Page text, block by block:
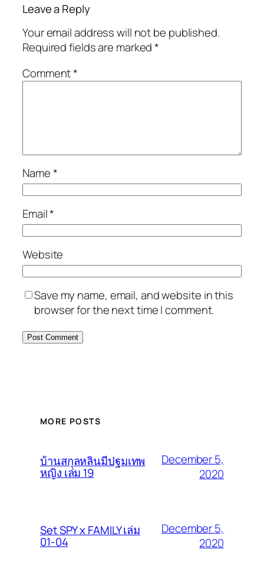
Leave a Reply
Your email address will not be published.
Required fields are marked*
Comment*
Name*
Email*
Website
Save my name, email, and website in this
browser for the next time I comment.
MORE POSTS
บ้านสกุลหลินมีปฐมเทพ
หญิง เล่ม 19
December 5,
2020
Set SPY x FAMILY เล่ม
01-04
December 5,
2020